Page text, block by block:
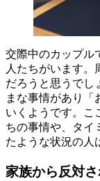
交際中のカップル
人たちがいます。
だろうと思うでし
まな事情があり「
いくようです。こ
ちの事情や、タイ
たような状況の人
家族から反対